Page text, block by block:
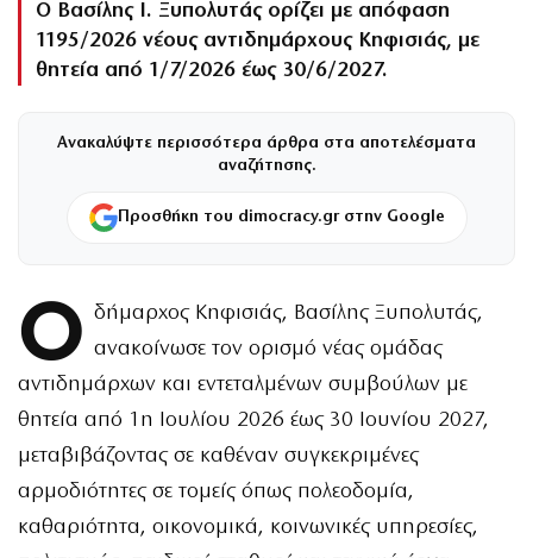
Ο Βασίλης Ι. Ξυπολυτάς ορίζει με απόφαση
1195/2026 νέους αντιδημάρχους Κηφισιάς, με
θητεία από 1/7/2026 έως 30/6/2027.
Ανακαλύψτε περισσότερα άρθρα στα αποτελέσματα
αναζήτησης.
Προσθήκη του dimocracy.gr στην Google
Ο δήμαρχος Κηφισιάς, Βασίλης Ξυπολυτάς,
ανακοίνωσε τον ορισμό νέας ομάδας
αντιδημάρχων και εντεταλμένων συμβούλων με
θητεία από 1η Ιουλίου 2026 έως 30 Ιουνίου 2027,
μεταβιβάζοντας σε καθέναν συγκεκριμένες
αρμοδιότητες σε τομείς όπως πολεοδομία,
καθαριότητα, οικονομικά, κοινωνικές υπηρεσίες,